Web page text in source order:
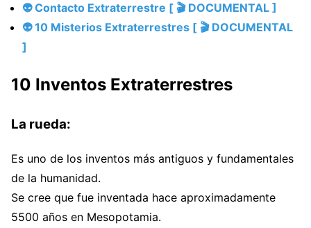
👽 Contacto Extraterrestre [ 🎬 DOCUMENTAL ]
👽 10 Misterios Extraterrestres [ 🎬 DOCUMENTAL
]
10 Inventos Extraterrestres
La rueda:
Es uno de los inventos más antiguos y fundamentales
de la humanidad.
Se cree que fue inventada hace aproximadamente
5500 años en Mesopotamia.